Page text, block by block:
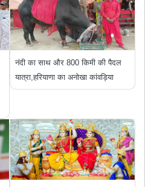
नंदी का साथ और 800 किमी की पैदल
यात्रा,हरियाणा का अनोखा कांवड़िया